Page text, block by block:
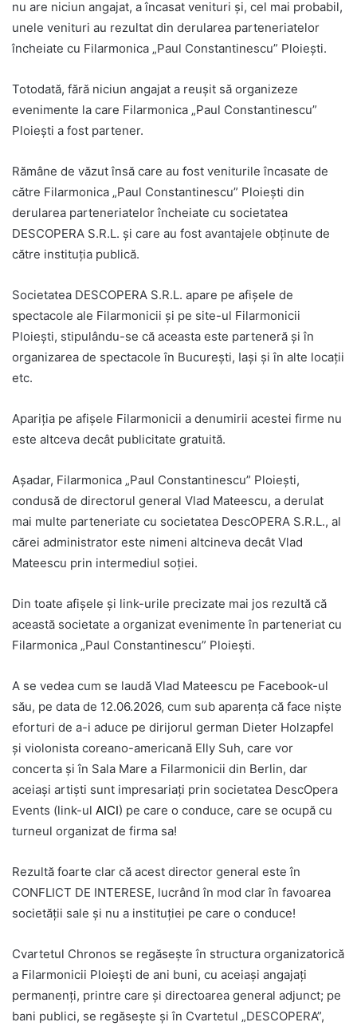
nu are niciun angajat, a încasat venituri și, cel mai probabil,
unele venituri au rezultat din derularea parteneriatelor
încheiate cu Filarmonica „Paul Constantinescu” Ploiești.
Totodată, fără niciun angajat a reușit să organizeze
evenimente la care Filarmonica „Paul Constantinescu”
Ploiești a fost partener.
Rămâne de văzut însă care au fost veniturile încasate de
către Filarmonica „Paul Constantinescu” Ploiești din
derularea parteneriatelor încheiate cu societatea
DESCOPERA S.R.L. și care au fost avantajele obținute de
către instituția publică.
Societatea DESCOPERA S.R.L. apare pe afișele de
spectacole ale Filarmonicii și pe site-ul Filarmonicii
Ploiești, stipulându-se că aceasta este parteneră și în
organizarea de spectacole în București, Iași și în alte locații
etc.
Apariția pe afișele Filarmonicii a denumirii acestei firme nu
este altceva decât publicitate gratuită.
Așadar, Filarmonica „Paul Constantinescu” Ploiești,
condusă de directorul general Vlad Mateescu, a derulat
mai multe parteneriate cu societatea DescOPERA S.R.L., al
cărei administrator este nimeni altcineva decât Vlad
Mateescu prin intermediul soției.
Din toate afișele și link-urile precizate mai jos rezultă că
această societate a organizat evenimente în parteneriat cu
Filarmonica „Paul Constantinescu” Ploiești.
A se vedea cum se laudă Vlad Mateescu pe Facebook-ul
său, pe data de 12.06.2026, cum sub aparența că face niște
eforturi de a-i aduce pe dirijorul german Dieter Holzapfel
și violonista coreano-americană Elly Suh, care vor
concerta și în Sala Mare a Filarmonicii din Berlin, dar
aceiași artiști sunt impresariați prin societatea DescOpera
Events (link-ul AICI) pe care o conduce, care se ocupă cu
turneul organizat de firma sa!
Rezultă foarte clar că acest director general este în
CONFLICT DE INTERESE, lucrând în mod clar în favoarea
societății sale și nu a instituției pe care o conduce!
Cvartetul Chronos se regăsește în structura organizatorică
a Filarmonicii Ploiești de ani buni, cu aceiași angajați
permanenți, printre care și directoarea general adjunct; pe
bani publici, se regăsește și în Cvartetul „DESCOPERA”,